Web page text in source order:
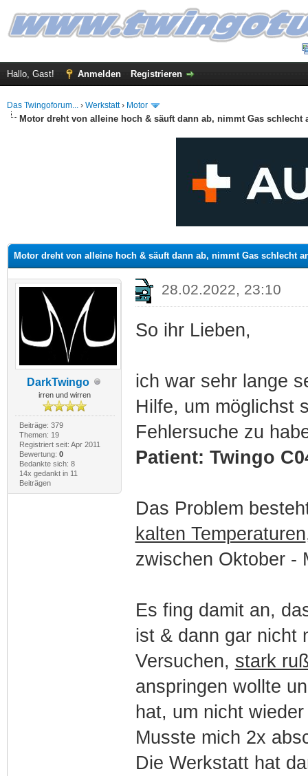
Hallo, Gast! Anmelden Registrieren
Das Twingoforum... › Werkstatt› Motor
Motor dreht von alleine hoch & säuft dann ab, nimmt Gas schlecht
Motor dreht von alleine hoch & säuft dann ab, nimmt Gas schlecht
DarkTwingo
irren und wirren
Beiträge: 379
Themen: 19
Registriert seit: Apr 2011
Bewertung: 0
Bedankte sich: 8
14x gedankt in 11
Beiträgen
28.02.2022, 23:10
So ihr Lieben,
ich war sehr lange
Hilfe, um möglichst
Fehlersuche zu
Patient: Twingo
Das Problem
kalten Temperaturen
zwischen Oktober -
Es fing damit an,
ist & dann gar nicht
Versuchen, stark
anspringen wollte
hat, um nicht
Musste mich 2x
Die Werkstatt hat